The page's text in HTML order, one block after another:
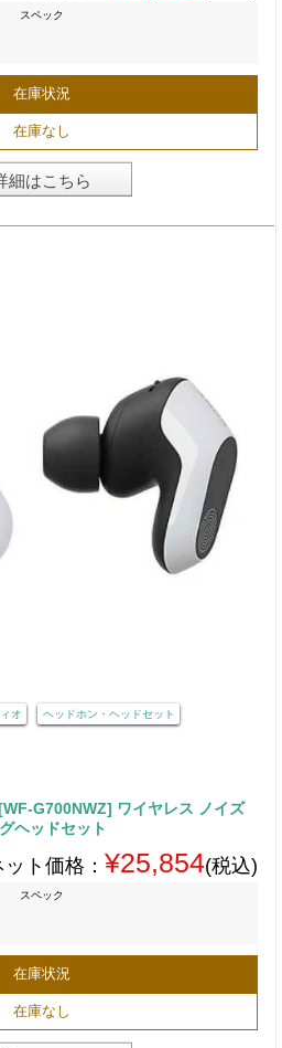
スペック
在庫状況
在庫なし
細はこちら
オ ヘッドホン・ヘッドセット
G700NWZ] ワイヤレス ノイズ
ヘッドセット
ット価格： ¥25,854(税込)
スペック
在庫状況
在庫なし